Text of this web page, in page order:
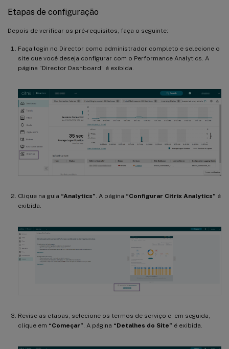
Etapas de configuração
Depois de verificar os pré-requisitos, faça o seguinte:
Faça login no Director como administrador completo e selecione o
site que você deseja configurar com o Performance Analytics. A
página “Director Dashboard” é exibida.
Clique na guia “Analytics” . A página “Configurar Citrix Analytics” é
exibida.
Revise as etapas, selecione os termos de serviço e, em seguida,
clique em “Começar” . A página “Detalhes do Site” é exibida.